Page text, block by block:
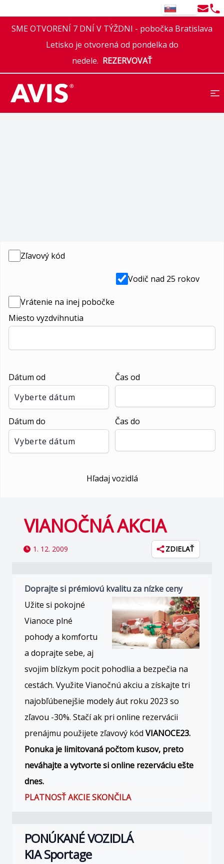
SK Email
SME OTVORENÍ 7 DNÍ V TÝŽDNI - pobočka Bratislava
Letisko je otvorená od pondelka do
nedele. REZERVOVAŤ
Vrátenie na inej pobočke
Vodič nad 25 rokov
Zľavový kód
Miesto vyzdvihnutia
Dátum od
Vyberte dátum
Čas od
Dátum do
Vyberte dátum
Čas do
Hľadaj vozidlá
VIANOČNÁ AKCIA
1. 12. 2009 ZDIELAŤ
Doprajte si prémiovú kvalitu za nízke ceny
Užite si pokojné
Vianoce plné
pohody a komfortu
a doprajte sebe, aj
svojim blízkym pocit pohodlia a bezpečia na
cestách. Využite Vianočnú akciu a získajte tri
najobľúbenejšie modely áut roku 2023 so
zľavou -30%. Stačí ak pri online rezervácii
prenájmu použijete zľavový kód VIANOCE23.
Ponuka je limitovaná počtom kusov, preto
neváhajte a vytvorte si online rezerváciu ešte
dnes.
PLATNOSŤ AKCIE SKONČILA
PONÚKANÉ VOZIDLÁ
KIA Sportage